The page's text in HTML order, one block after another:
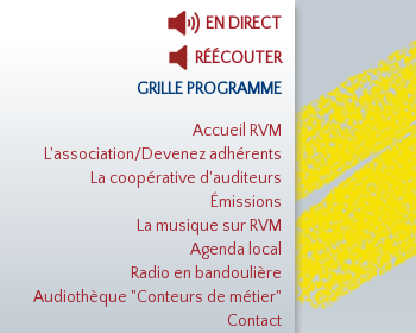
EN DIRECT
RÉÉCOUTER
GRILLE PROGRAMME
Accueil RVM
L'association/Devenez adhérents
La coopérative d'auditeurs
Émissions
La musique sur RVM
Agenda local
Radio en bandoulière
Audiothèque "Conteurs de métier"
Contact